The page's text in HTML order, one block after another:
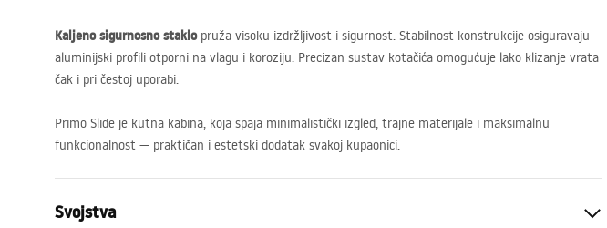
Kaljeno sigurnosno staklopruža visoku izdržljivost i sigurnost. Stabilnost konstrukcije osiguravaju
aluminijski profili otporni na vlagu i koroziju. Precizan sustav kotačića omogućuje lako klizanje vrata
čak i pri čestoj uporabi.
Primo Slide je kutna kabina, koja spaja minimalistički izgled, trajne materijale i maksimalnu
funkcionalnost — praktičan i estetski dodatak svakoj kupaonici.
Svojstva